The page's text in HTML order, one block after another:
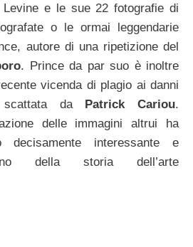
e le sue 22 fotografie di
o le ormai leggendarie
autore di una ripetizione del
. Prince da par suo è inoltre
vicenda di plagio ai danni
da Patrick Cariou.
delle immagini altrui ha
interessante e
della storia dell’arte